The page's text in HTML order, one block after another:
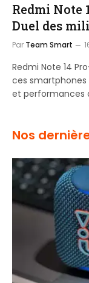
Redmi Note
Duel des
Par Team Smart
Redmi Note 14
ces
et performances
Nos